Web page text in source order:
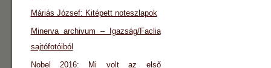
Máriás József: Kitépett noteszlapok
Minerva archivum – Igazság/Faclia
sajtófotóiból
Nobel 2016: Mi volt az első